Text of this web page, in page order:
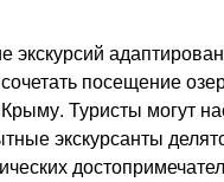
экскурсий
посещение
Туристы могут
экскурсанты